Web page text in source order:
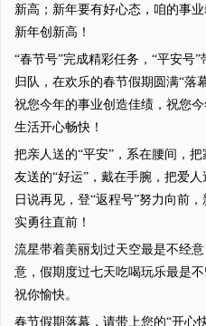
新高；新年要有好心态，咱的事
新年创新高！
“春节号”完成精彩任务，“平安号
归队，在欢乐的春节假期圆满“落
祝您今年的事业创造佳绩，祝您
生活开心畅快！
把亲人送的“平安”，系在腰间，
友送的“好运”，戴在手腕，把爱
日说再见，登“返程号”努力向前
实勇往直前！
流星带着美丽划过天空最是不经
意，假期度过七天吃喝玩乐最是
祝你愉快。
春节假期落幕，请带上您的“开心